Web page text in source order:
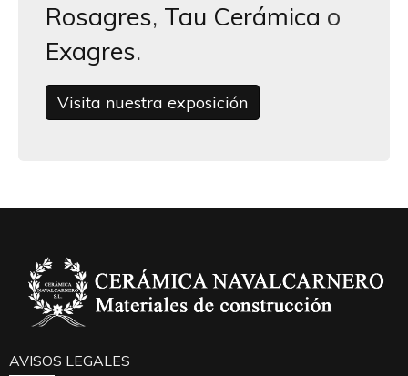
Rosagres, Tau Cerámica o
Exagres.
Visita nuestra exposición
AVISOS LEGALES